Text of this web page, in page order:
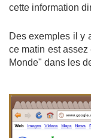
cette information
Des exemples il y
ce matin est
Monde" dans les